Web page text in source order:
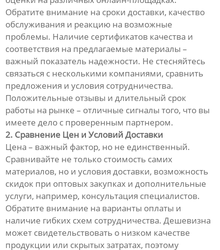
Обратите внимание на сроки доставки, качество
обслуживания и реакцию на возможные
проблемы. Наличие сертификатов качества и
соответствия на предлагаемые материалы –
важный показатель надежности. Не стесняйтесь
связаться с несколькими компаниями, сравнить
предложения и условия сотрудничества.
Положительные отзывы и длительный срок
работы на рынке – отличные сигналы того, что вы
имеете дело с проверенным партнером.
2. Сравнение Цен и Условий Доставки
Цена – важный фактор, но не единственный.
Сравнивайте не только стоимость самих
материалов, но и условия доставки, возможность
скидок при оптовых закупках и дополнительные
услуги, например, консультация специалистов.
Обратите внимание на варианты оплаты и
наличие гибких схем сотрудничества. Дешевизна
может свидетельствовать о низком качестве
продукции или скрытых затратах, поэтому